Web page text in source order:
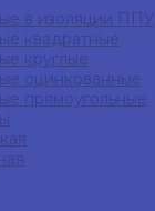
в изоляции ППУ
квадратные
круглые
оцинкованные
прямоугольные